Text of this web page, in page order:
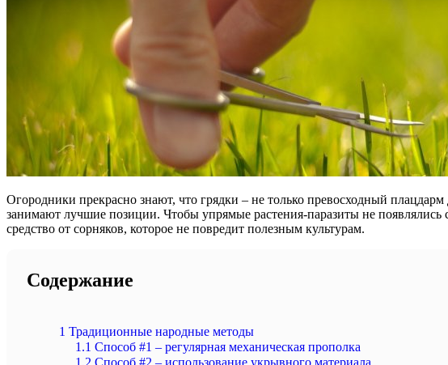
Огородники прекрасно знают, что грядки – не только превосходный
занимают лучшие позиции. Чтобы упрямые растения-паразиты не появлялись
средство от сорняков, которое не повредит полезным культурам.
Содержание
1 Традиционные народные методы
1.1 Способ #1 – регулярная механическая прополка
1.2 Способ #2 – использование укрывного материала